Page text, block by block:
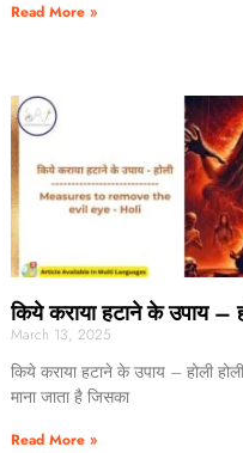
Read More »
किये कराया हटाने के उपाय –
March 13, 2025
किये कराया हटाने के उपाय – होली
माना जाता है जिसका
Read More »